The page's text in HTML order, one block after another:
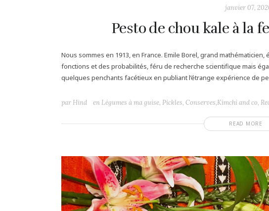
janvier 07,
Pesto de chou kale à la
Nous sommes en 1913, en France. Emile Borel, grand
fonctions et des probabilités, féru de recherche scientifique mais
quelques penchants facétieux en publiant l’étrange expérience de
READ MORE
par Hind en Légumes à ma guise, Pickles, Conserves,Kimchi and co,